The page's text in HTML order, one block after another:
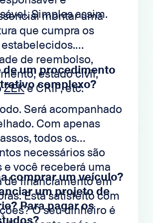
Simples assim.
montar uma
que cumpra os
de reembolso,
estado civil,
ZEKe CRIF, etc.
de um procedimento
complexo?
Será acompanhado
Com apenas
todos os
necessários são
e você receberá uma
de financiamento em
Está satisfeito com
O seu dinheiro é
comprar um veículo?
um projeto de
Para pagar os